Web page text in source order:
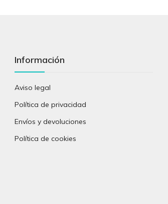
Información
Aviso legal
Política de privacidad
Envíos y devoluciones
Política de cookies